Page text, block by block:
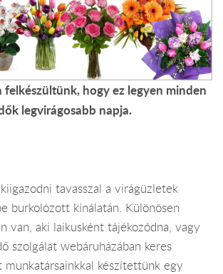
felkészültünk, hogy ez legyen minden
legvirágosabb napja.
tavasszal a virágüzletek
burkolózott kínálatán. Különösen
van, aki laikusként tájékozódna, vagy
szolgálat webáruházában keres
munkatársainkkal készítettünk egy